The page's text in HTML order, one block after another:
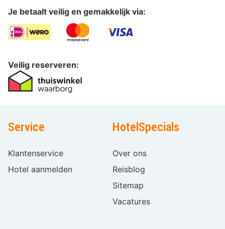
Je betaalt veilig en gemakkelijk via:
Veilig reserveren:
Service
Klantenservice
Hotel aanmelden
HotelSpecials
Over ons
Reisblog
Sitemap
Vacatures